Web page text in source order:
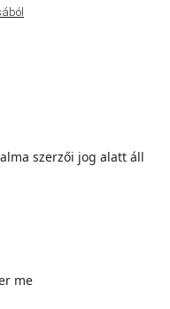
szerzői jog alatt áll
me